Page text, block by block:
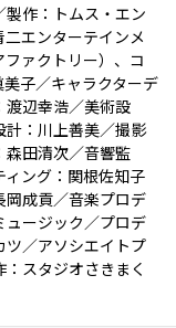
作：トムス・エン
エンターテインメ
ァクトリー）、コ
子／キャラクターデ
渡辺幸浩／美術設
計：川上善美／撮影
森田清次／音響監
ング：関根佐知子
岡成貢／音楽プロデ
ュージック／プロデ
ツ／アソシエイトプ
スタジオさきまく